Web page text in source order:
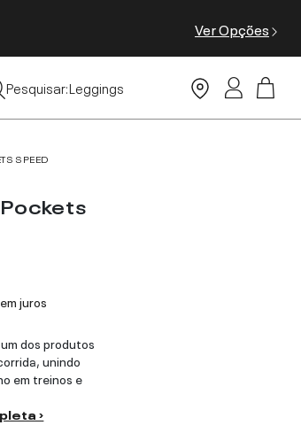
Ver Opções
Pesquisar:
Tops
Leggings
SPEED
juros
dos produtos
unindo
em treinos e
›